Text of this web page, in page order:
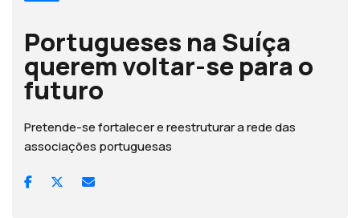
Portugueses na Suíça
querem voltar-se para o
futuro
Pretende-se fortalecer e reestruturar a rede das
associações portuguesas